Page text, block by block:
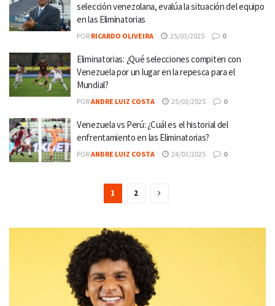
selección venezolana, evalúa la situación del equipo
en las Eliminatorias
POR RICARDO OLIVEIRA 25/03/2025 0
Eliminatorias: ¿Qué selecciones compiten con
Venezuela por un lugar en la repesca para el
Mundial?
PORANDRE LUIZ COSTA 25/03/2025 0
Venezuela vs Perú: ¿Cuál es el historial del
enfrentamiento en las Eliminatorias?
PORANDRE LUIZ COSTA 24/03/2025 0
1 2